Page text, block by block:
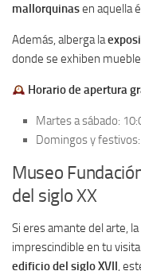
mallorquinasen aquella
Además, alberga la
donde se exhiben
Horario de apertura
Martes a sábado:
Domingos y
Museo
del siglo XX
Si eres amante del arte, la
imprescindible en tu
edificio del siglo XVII ,